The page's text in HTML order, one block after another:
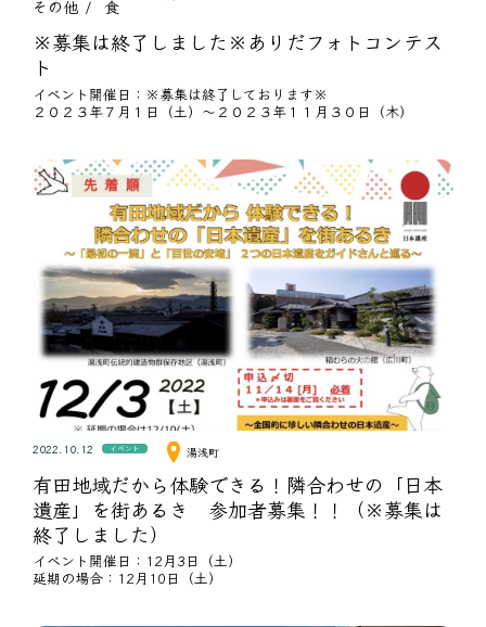
その他 食
※募集は終了しました※ありだフォトコンテス
ト
イベント開催日：※募集は終了しております※
２０２３年７月１日（土）～２０２３年１１月３０日（木）
2022.10.12 イベント 湯浅町
有田地域だから体験できる！隣合わせの「日本
遺産」を街あるき 参加者募集！！（※募集は
終了しました）
イベント開催日：12月3日（土）
延期の場合：12月10日（土）